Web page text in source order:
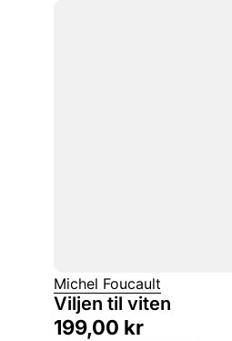
Michel Foucault
Viljen til viten
199,00 kr